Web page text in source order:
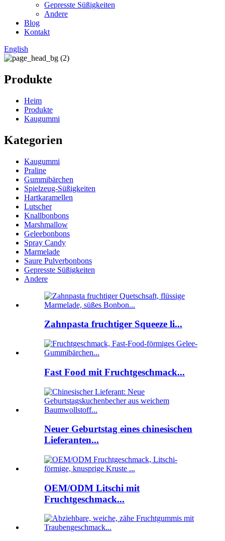
Gepresste Süßigkeiten
Andere
Blog
Kontakt
English
Produkte
Heim
Produkte
Kaugummi
Kategorien
Kaugummi
Praline
Gummibärchen
Spielzeug-Süßigkeiten
Hartkaramellen
Lutscher
Knallbonbons
Marshmallow
Geleebonbons
Spray Candy
Marmelade
Saure Pulverbonbons
Gepresste Süßigkeiten
Andere
Zahnpasta fruchtiger Squeeze li...
Fast Food mit Fruchtgeschmack...
Neuer Geburtstag eines chinesischen
Lieferanten...
OEM/ODM Litschi mit
Fruchtgeschmack...